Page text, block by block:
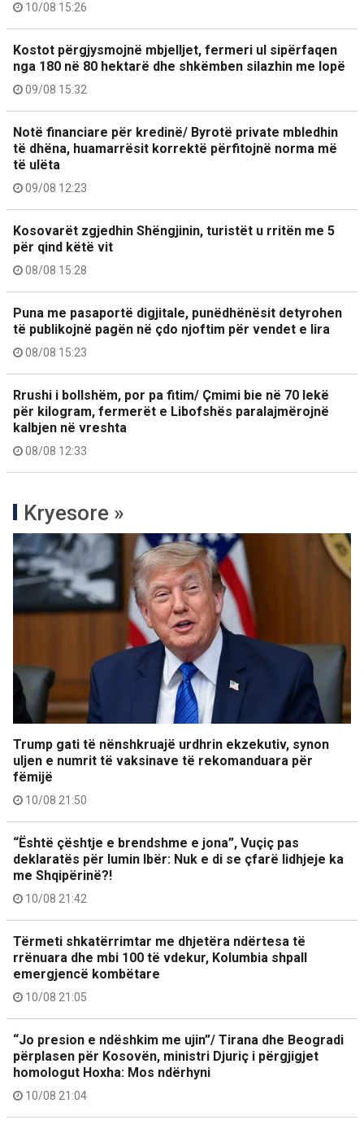
10/08 15:26
Kostot përgjysmojnë mbjelljet, fermeri ul sipërfaqen
nga 180 në 80 hektarë dhe shkëmben silazhin me lopë
09/08 15:32
Notë financiare për kredinë/ Byrotë private mbledhin
të dhëna, huamarrësit korrektë përfitojnë norma më
të ulëta
09/08 12:23
Kosovarët zgjedhin Shëngjinin, turistët u rritën me 5
për qind këtë vit
08/08 15:28
Puna me pasaportë digjitale, punëdhënësit detyrohen
të publikojnë pagën në çdo njoftim për vendet e lira
08/08 15:23
Rrushi i bollshëm, por pa fitim/ Çmimi bie në 70 lekë
për kilogram, fermerët e Libofshës paralajmërojnë
kalbjen në vreshta
08/08 12:33
Kryesore »
Trump gati të nënshkruajë urdhrin ekzekutiv, synon
uljen e numrit të vaksinave të rekomanduara për
fëmijë
10/08 21:50
“Është çështje e brendshme e jona”, Vuçiç pas
deklaratës për lumin Ibër: Nuk e di se çfarë lidhjeje ka
me Shqipërinë?!
10/08 21:42
Tërmeti shkatërrimtar me dhjetëra ndërtesa të
rrënuara dhe mbi 100 të vdekur, Kolumbia shpall
emergjencë kombëtare
10/08 21:05
“Jo presion e ndëshkim me ujin”/ Tirana dhe Beogradi
përplasen për Kosovën, ministri Djuriç i përgjigjet
homologut Hoxha: Mos ndërhyni
10/08 21:04